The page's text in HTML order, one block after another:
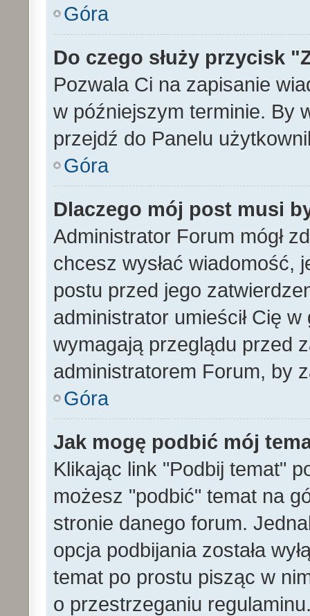
Góra
Do czego służy przycisk
Pozwala Ci na zapisanie
w późniejszym terminie. By
przejdź do Panelu
Góra
Dlaczego mój post musi
Administrator Forum mógł
chcesz wysłać wiadomość,
postu przed jego
administrator umieścił Cię
wymagają przeglądu przed
administratorem Forum, by
Góra
Jak mogę podbić mój
Klikając link "Podbij temat"
możesz "podbić" temat na
stronie danego forum.
opcja podbijania została
temat po prostu pisząc w
o przestrzeganiu